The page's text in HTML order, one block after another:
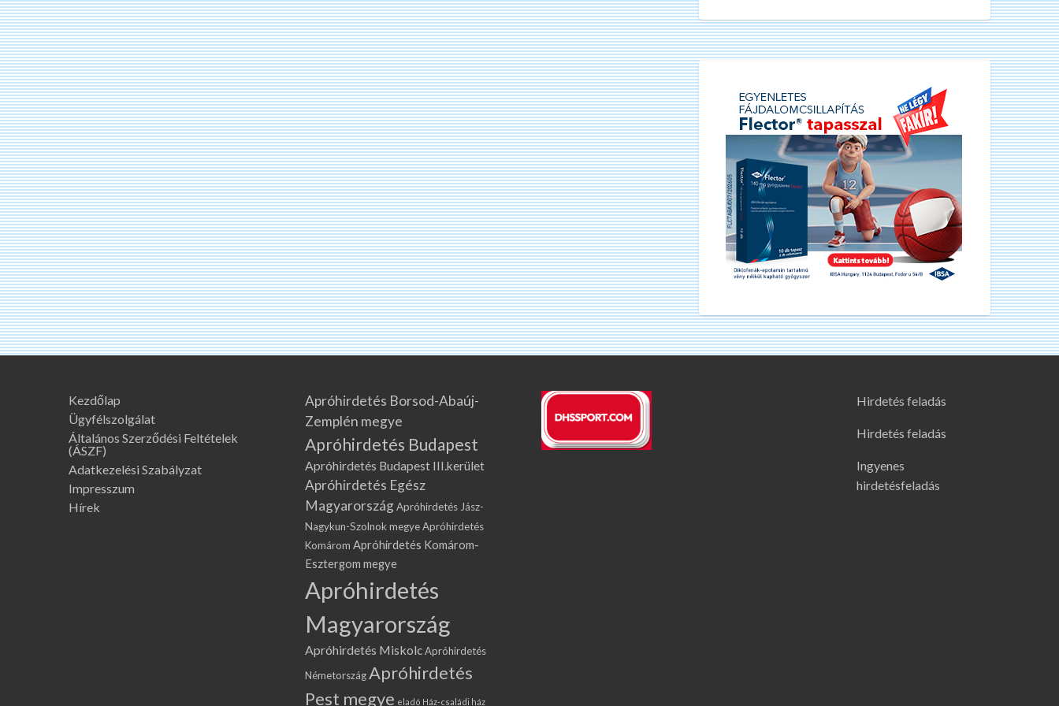
Kezdőlap
Ügyfélszolgálat
Általános Szerződési Feltételek
(ÁSZF)
Adatkezelési Szabályzat
Impresszum
Hírek
Apróhirdetés Borsod-Abaúj-
Zemplén megye
Apróhirdetés Budapest
Apróhirdetés Budapest III.kerület
Apróhirdetés Egész
MagyarországApróhirdetés Jász-
Nagykun-Szolnok megyeApróhirdetés
Komárom Apróhirdetés Komárom-
Esztergom megye
Apróhirdetés
Magyarország
Apróhirdetés MiskolcApróhirdetés
NémetországApróhirdetés
Pest megye eladó Ház-családi ház
Hirdetés feladás
Hirdetés feladás
Ingyenes
hirdetésfeladás